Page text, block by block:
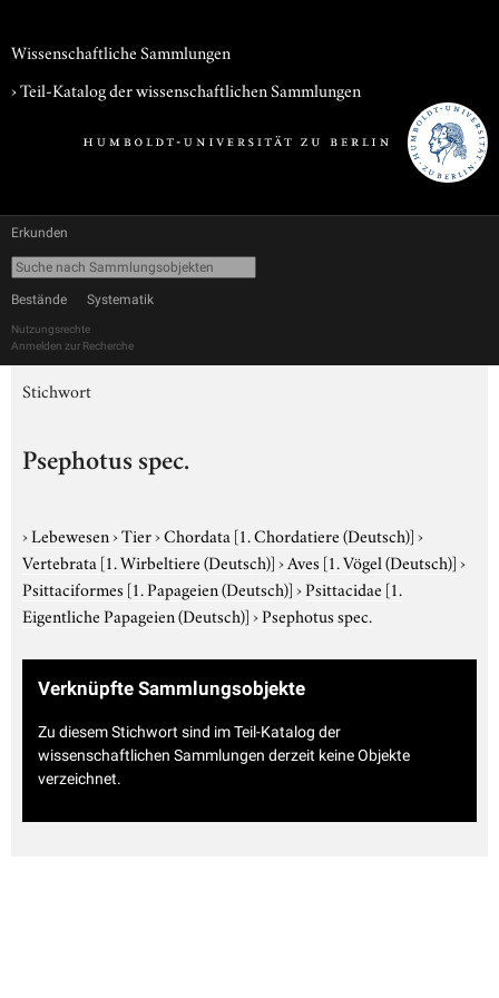
Wissenschaftliche Sammlungen
› Teil-Katalog der wissenschaftlichen Sammlungen
Erkunden
Bestände Systematik
Nutzungsrechte
Anmelden zur Recherche
Stichwort
Psephotus spec.
›Lebewesen›Tier›Chordata [1. Chordatiere (Deutsch)]›
Vertebrata [1. Wirbeltiere (Deutsch)]›Aves [1. Vögel (Deutsch)]›
Psittaciformes [1. Papageien (Deutsch)]›Psittacidae [1.
Eigentliche Papageien (Deutsch)]›Psephotus spec.
Verknüpfte Sammlungsobjekte
Zu diesem Stichwort sind im Teil-Katalog der
wissenschaftlichen Sammlungen derzeit keine Objekte
verzeichnet.